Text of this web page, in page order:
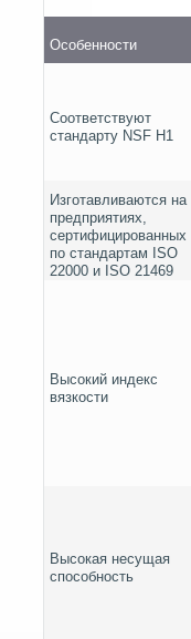
Особенности
Соответствуют
стандарту NSF H1
Изготавливаются на
предприятиях,
сертифицированных
по стандартам ISO
22000 и ISO 21469
Высокий индекс
вязкости
Высокая несущая
способность